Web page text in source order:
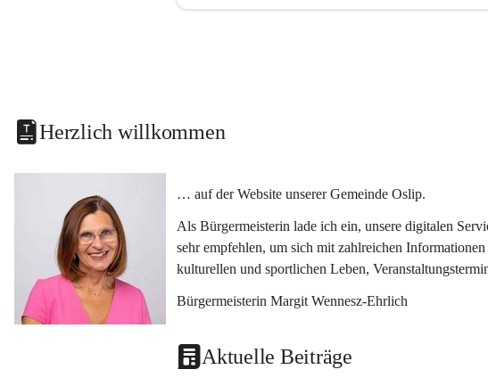
Herzlich willkommen
… auf der Website unserer Gemeinde Oslip.
Als Bürgermeisterin lade ich ein, unsere digitalen
sehr empfehlen, um sich mit zahlreichen
kulturellen und sportlichen Leben,
Bürgermeisterin Margit Wennesz-Ehrlich
Aktuelle Beiträge